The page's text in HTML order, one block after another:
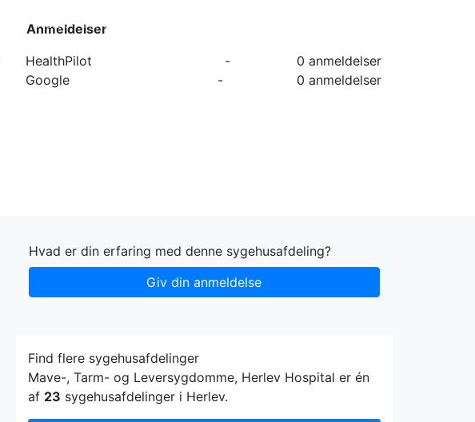
Forside Kategorier
Anmeldelser
HealthPilot
-
0 anmeldelser
Google
- 0 anmeldelser
Hvad er din erfaring med denne sygehusafdeling?
Giv din anmeldelse
Find flere sygehusafdelinger
Mave-, Tarm- og Leversygdomme, Herlev Hospital er én
af 23 sygehusafdelinger i Herlev.